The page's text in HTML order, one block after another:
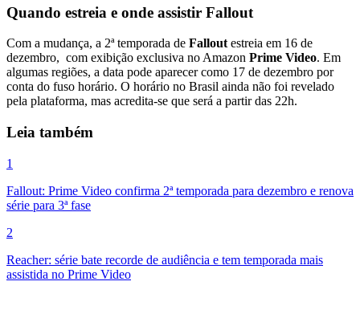
Quando estreia e onde assistir Fallout
Com a mudança, a 2ª temporada de Fallout estreia em 16 de
dezembro, com exibição exclusiva no Amazon Prime Video. Em
algumas regiões, a data pode aparecer como 17 de dezembro por
conta do fuso horário. O horário no Brasil ainda não foi revelado
pela plataforma, mas acredita-se que será a partir das 22h.
Leia também
1
Fallout: Prime Video confirma 2ª temporada para dezembro e renova
série para 3ª fase
2
Reacher: série bate recorde de audiência e tem temporada mais
assistida no Prime Video